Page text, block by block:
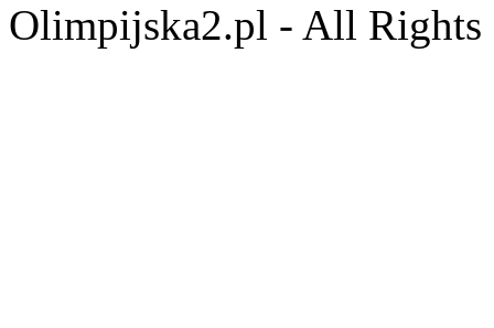
Olimpijska2.pl - All Rights